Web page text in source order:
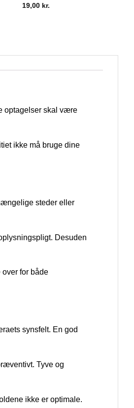
19,00 kr.
optagelser skal være
ikke må bruge dine
steder eller
Desuden
for både
synsfelt. En god
Tyve og
ikke er optimale.